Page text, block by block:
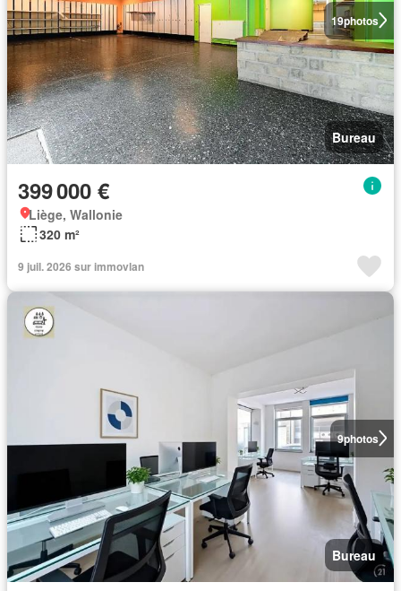
19photos
Bureau
399 000 €
Liège, Wallonie
320 m²
9 juil. 2026 sur immovlan
9photos
Bureau